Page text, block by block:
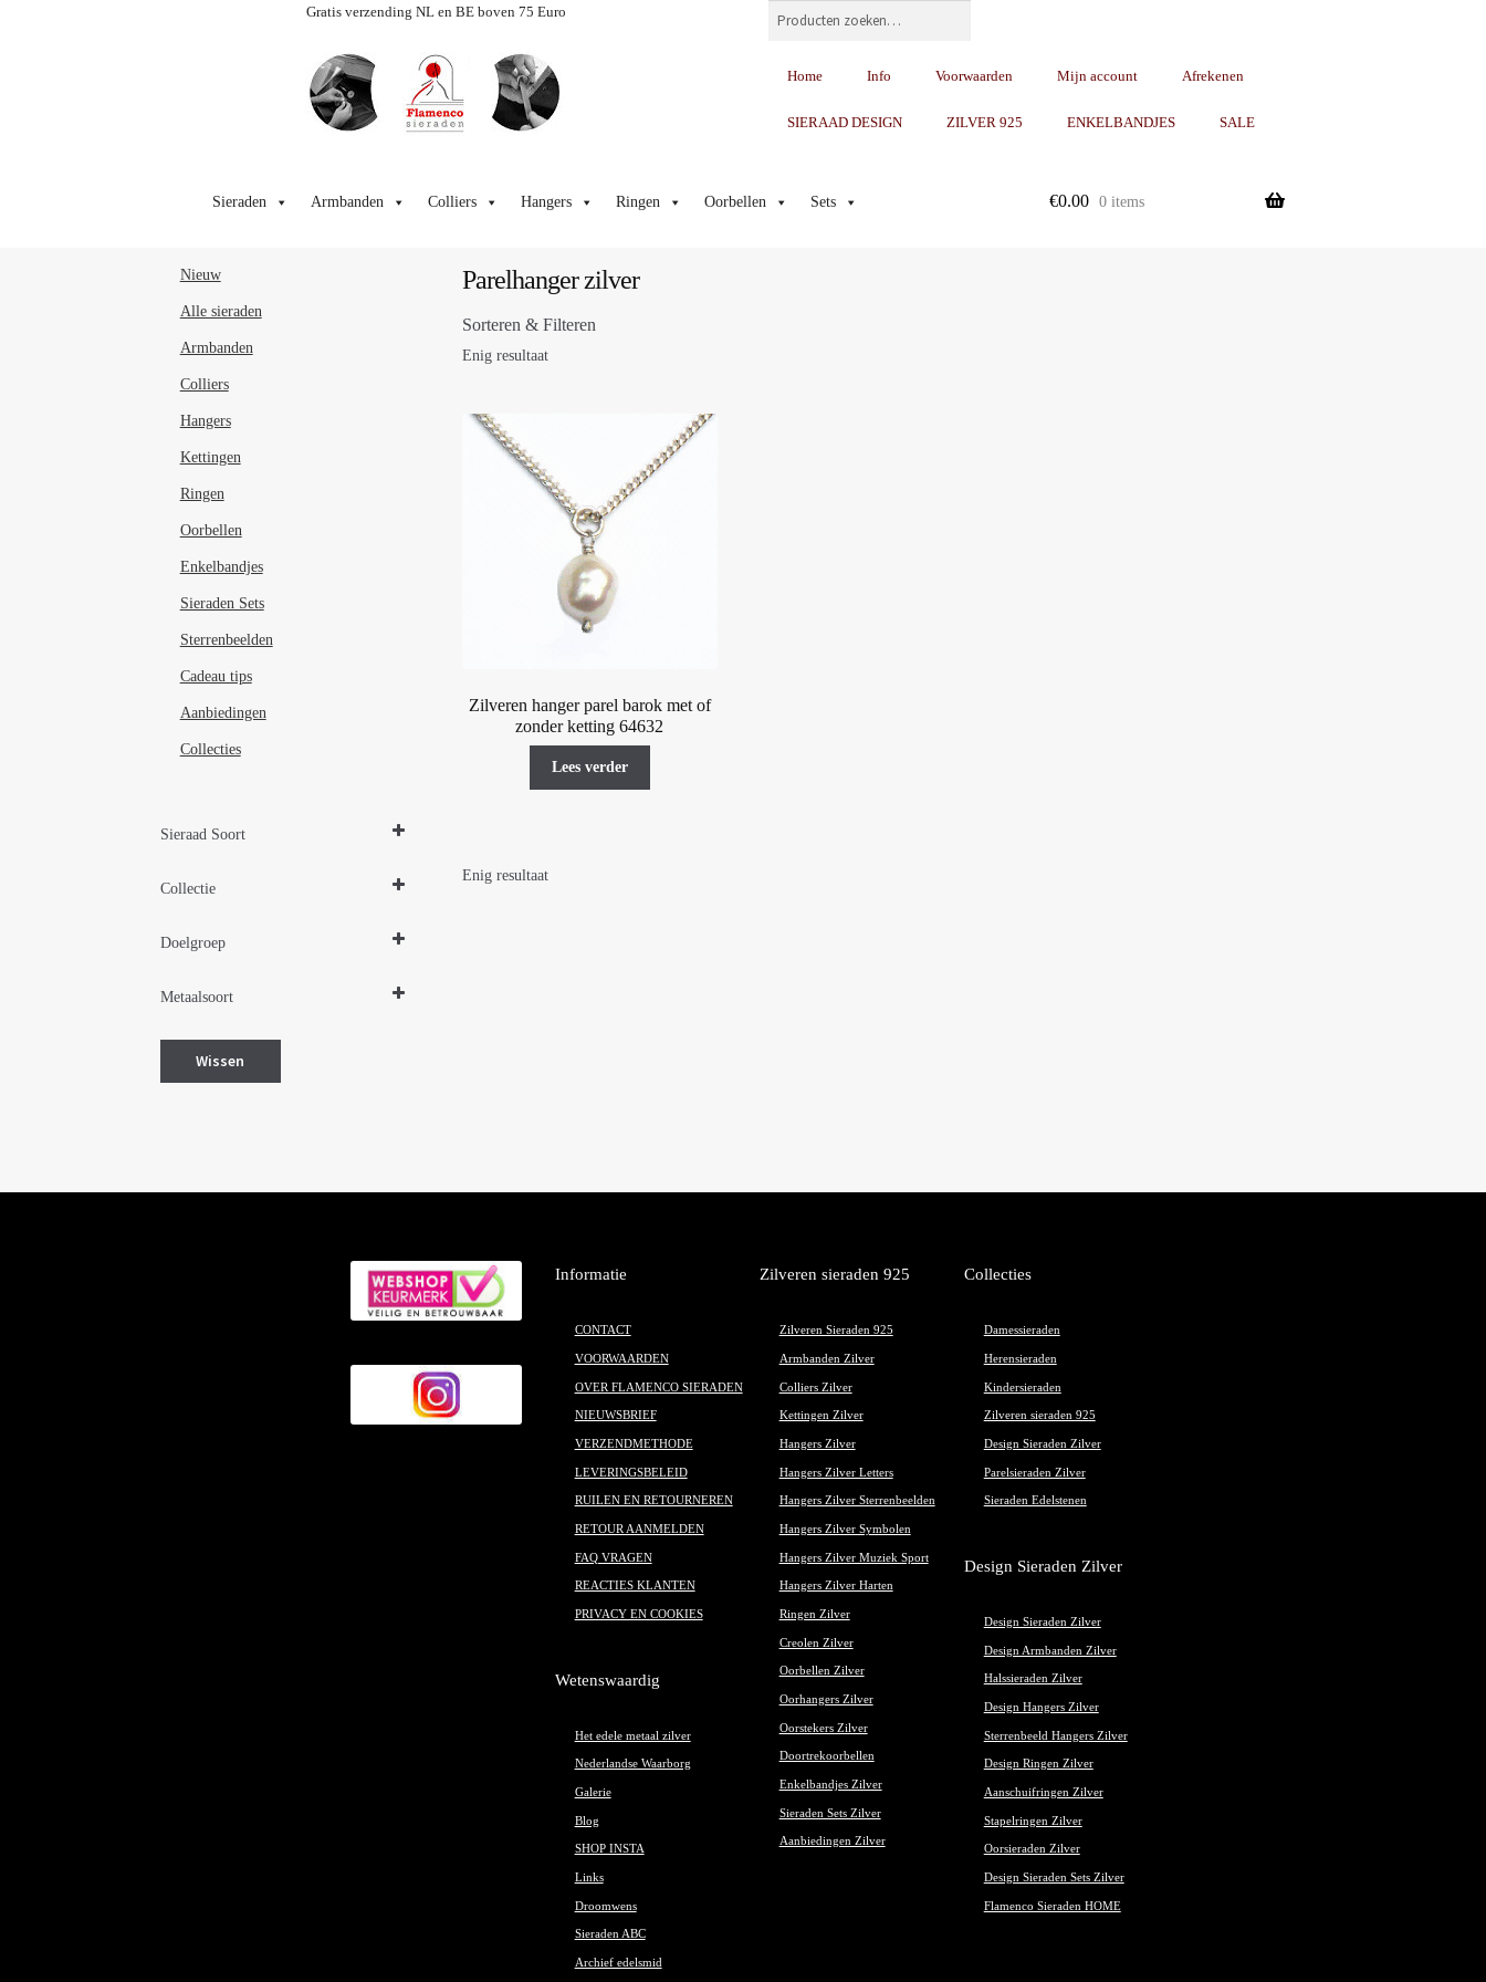
Gratis verzending NL en BE boven 75 Euro Zoeken
Home Info Voorwaarden Mijn account Afrekenen
SIERAAD DESIGN ZILVER 925 ENKELBANDJES SALE
door
naar
Sieraden Armbanden Colliers Hangers Ringen Oorbellen Sets €0.00 0 items
Parelhanger zilver
Sorteren & Filteren
Enig resultaat
Zilveren hanger parel barok met of
zonder ketting 64632
Lees verder
Enig resultaat
Nieuw
Alle sieraden
Armbanden
Colliers
Hangers
Kettingen
Ringen
Oorbellen
Enkelbandjes
Sieraden Sets
Sterrenbeelden
Cadeau tips
Aanbiedingen
Collecties
Sieraad Soort
Collectie
Zilveren sieraden 925
Doelgroep
Metaalsoort
Wissen
Informatie
CONTACT
VOORWAARDEN
OVER FLAMENCO SIERADEN
NIEUWSBRIEF
VERZENDMETHODE
LEVERINGSBELEID
RUILEN EN RETOURNEREN
RETOUR AANMELDEN
FAQ VRAGEN
REACTIES KLANTEN
PRIVACY EN COOKIES
Wetenswaardig
Het edele metaal zilver
Nederlandse Waarborg
Galerie
Blog
SHOP INSTA
Links
Droomwens
Sieraden ABC
Archief edelsmid
Zilveren sieraden 925
Zilveren Sieraden 925
Armbanden Zilver
Colliers Zilver
Kettingen Zilver
Hangers Zilver
Hangers Zilver Letters
Hangers Zilver Sterrenbeelden
Hangers Zilver Symbolen
Hangers Zilver Muziek Sport
Hangers Zilver Harten
Ringen Zilver
Creolen Zilver
Oorbellen Zilver
Oorhangers Zilver
Oorstekers Zilver
Doortrekoorbellen
Enkelbandjes Zilver
Sieraden Sets Zilver
Aanbiedingen Zilver
Collecties
Damessieraden
Herensieraden
Kindersieraden
Zilveren sieraden 925
Design Sieraden Zilver
Parelsieraden Zilver
Sieraden Edelstenen
Design Sieraden Zilver
Design Sieraden Zilver
Design Armbanden Zilver
Halssieraden Zilver
Design Hangers Zilver
Sterrenbeeld Hangers Zilver
Design Ringen Zilver
Aanschuifringen Zilver
Stapelringen Zilver
Oorsieraden Zilver
Design Sieraden Sets Zilver
Flamenco Sieraden HOME